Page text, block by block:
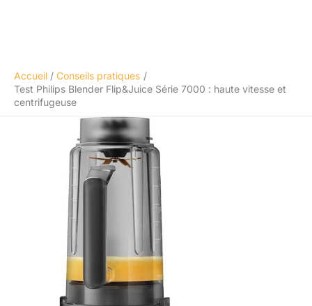
Accueil
Conseils pratiques
Test Philips Blender Flip&Juice Série 7000 : haute vitesse et
centrifugeuse